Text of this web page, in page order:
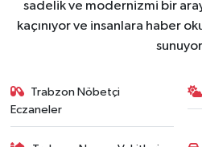
sadelik ve modernizmi bir
kaçınıyor ve insanlara haber
Trabzon Nöbetçi
Eczaneler